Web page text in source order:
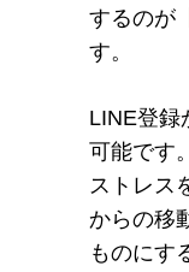
するのが
す。
LINE登録
可能です
ストレス
からの移
ものにす